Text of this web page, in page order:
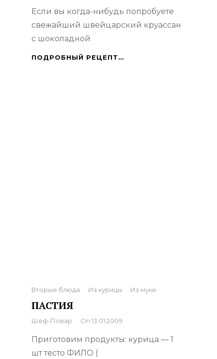
Если вы когда-нибудь попробуете
свежайший швейцарский круассан
с шоколадной
ПОДРОБНЫЙ РЕЦЕПТ…
Categories
Вторые блюда Из курицы Из муки
ПАСТИЯ
By
Шеф-Повар On 13.01.2009
Приготовим продукты: курица — 1
шт тесто ФИЛО (